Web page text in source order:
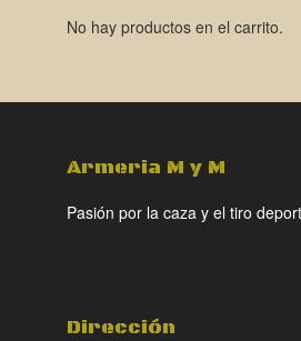
No hay productos en el carrito.
Armeria M y M
Pasión por la caza y el tiro
Dirección